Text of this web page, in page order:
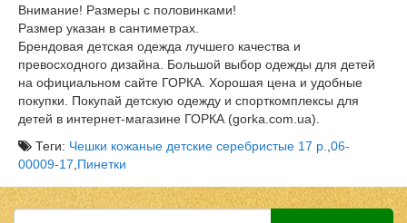
Внимание! Размеры с половинками!
Размер указан в сантиметрах.
Брендовая детская одежда лучшего качества и
превосходного дизайна. Большой выбор одежды для детей
на официальном сайте ГОРКА. Хорошая цена и удобные
покупки. Покупай детскую одежду и спорткомплексы для
детей в интернет-магазине ГОРКА (gorka.com.ua).
Теги: Чешки кожаные детские серебристые 17 р. 06-
00009-17 Пинетки